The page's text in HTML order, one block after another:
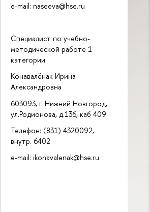
e-mail: naseeva@hse.ru
Специалист по учебно-
методической работе 1
категории
Конавалёнак Ирина
Александровна
603093, г. Нижний Новгород,
ул.Родионова, д.136, каб 409
Телефон: (831) 4320092,
внутр. 6402
e-mail: ikonavalenak@hse.ru